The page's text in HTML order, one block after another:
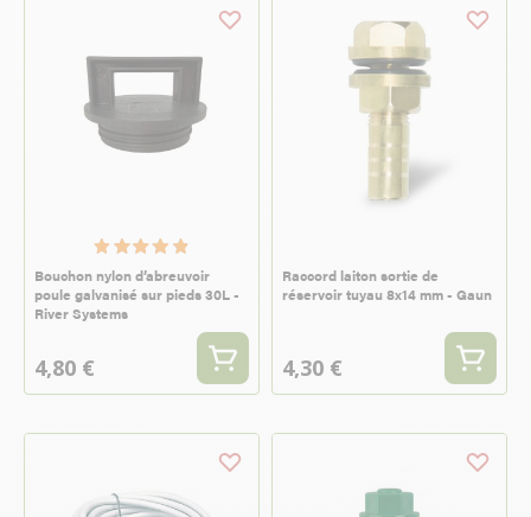
Bouchon nylon d’abreuvoir
poule galvanisé sur pieds 30L -
River Systems
4,80 €
Raccord laiton sortie de
réservoir tuyau 8x14 mm - Gaun
4,30 €